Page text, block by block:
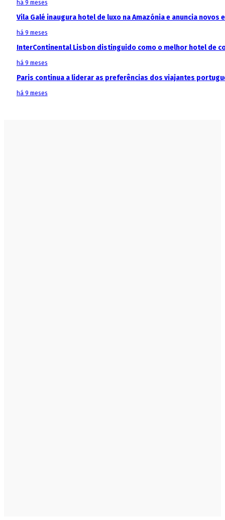
há 9 meses
Vila Galé inaugura hotel de luxo na Amazónia e anuncia
há 9 meses
InterContinental Lisbon distinguido como o melhor hotel de
há 9 meses
Paris continua a liderar as preferências dos viajantes
há 9 meses